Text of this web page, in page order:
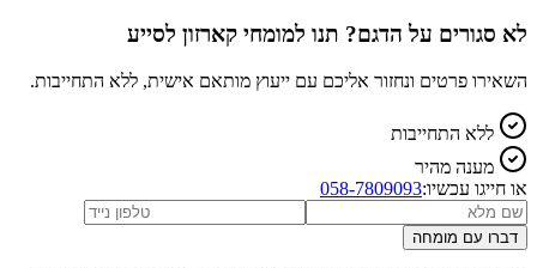
לא סגורים על הדגם? תנו למומחי קארזון לסייע
השאירו פרטים ונחזור אליכם עם ייעוץ מותאם אישית, ללא התחייבות.
ללא התחייבות
מענה מהיר
או חייגו עכשיו:058-7809093
דברו עם מומחה